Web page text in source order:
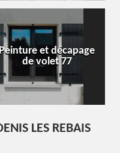
Peinture et décapage
de volet 77
LES REBAIS